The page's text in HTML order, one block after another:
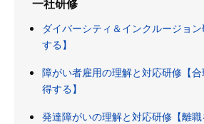
ダイバーシティ＆インクルージョ
する】
障がい者雇用の理解と対応研修【
得する】
発達障がいの理解と対応研修【離